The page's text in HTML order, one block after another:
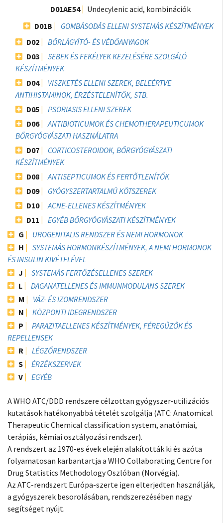
D01AE54
Undecylenic acid, kombinációk
D01B
GOMBÁSODÁS ELLENI SYSTEMÁS KÉSZÍTMÉNYEK
D02
BŐRLÁGYÍTÓ- ÉS VÉDŐANYAGOK
D03
SEBEK ÉS FEKÉLYEK KEZELÉSÉRE SZOLGÁLÓ
KÉSZÍTMÉNYEK
D04
VISZKETÉS ELLENI SZEREK, BELEÉRTVE
ANTIHISTAMINOK, ÉRZÉSTELENÍTŐK, STB.
D05
PSORIASIS ELLENI SZEREK
D06
ANTIBIOTICUMOK ÉS CHEMOTHERAPEUTICUMOK
BŐRGYÓGYÁSZATI HASZNÁLATRA
D07
CORTICOSTEROIDOK, BŐRGYÓGYÁSZATI
KÉSZÍTMÉNYEK
D08
ANTISEPTICUMOK ÉS FERTŐTLENÍTŐK
D09
GYÓGYSZERTARTALMÚ KÖTSZEREK
D10
ACNE-ELLENES KÉSZÍTMÉNYEK
D11
EGYÉB BŐRGYÓGYÁSZATI KÉSZÍTMÉNYEK
G
UROGENITALIS RENDSZER ÉS NEMI HORMONOK
H
SYSTEMÁS HORMONKÉSZÍTMÉNYEK, A NEMI HORMONOK
ÉS INSULIN KIVÉTELÉVEL
J
SYSTEMÁS FERTŐZÉSELLENES SZEREK
L
DAGANATELLENES ÉS IMMUNMODULANS SZEREK
M
VÁZ- ÉS IZOMRENDSZER
N
KÖZPONTI IDEGRENDSZER
P
PARAZITAELLENES KÉSZÍTMÉNYEK, FÉREGŰZŐK ÉS
REPELLENSEK
R
LÉGZŐRENDSZER
S
ÉRZÉKSZERVEK
V
EGYÉB
A WHO ATC/DDD rendszere célzottan gyógyszer-utilizációs
kutatások hatékonyabbá tételét szolgálja (ATC: Anatomical
Therapeutic Chemical classification system, anatómiai,
terápiás, kémiai osztályozási rendszer).
A rendszert az 1970-es évek elején alakították ki és azóta
folyamatosan karbantartja a WHO Collaborating Centre for
Drug Statistics Methodology Oszlóban (Norvégia).
Az ATC-rendszert Európa-szerte igen elterjedten használják,
a gyógyszerek besorolásában, rendszerezésében nagy
segítséget nyújt.